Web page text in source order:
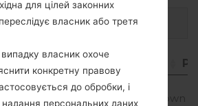
файлу
файлу
Unknown
для цілей законних
переслідує власник або третя
власник охоче
конкретну правову
до обробки, і
персональних даних